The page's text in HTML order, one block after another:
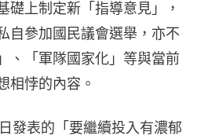
礎上制定新「指導意見」，
自參加國民議會選舉，亦不
、「軍隊國家化」等與當前
相悖的內容。
發表的「要繼續投入有濃郁